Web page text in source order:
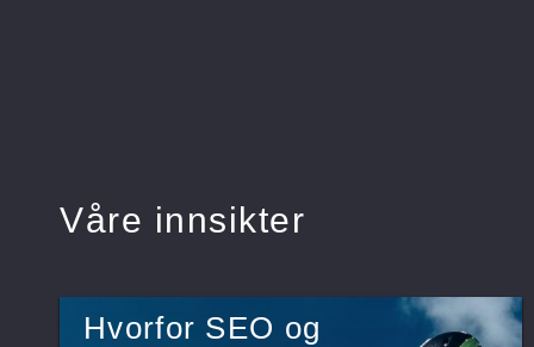
Våre innsikter
Hvorfor SEO og